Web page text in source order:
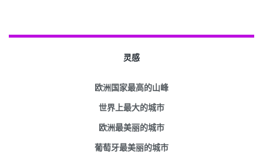
灵感
欧洲国家最高的山峰
世界上最大的城市
欧洲最美丽的城市
葡萄牙最美丽的城市